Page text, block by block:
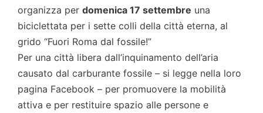
organizza per domenica 17 settembre una
biciclettata per i sette colli della città eterna, al
grido “Fuori Roma dal fossile!”
Per una città libera dall’inquinamento dell’aria
causato dal carburante fossile – si legge nella loro
pagina Facebook – per promuovere la mobilità
attiva e per restituire spazio alle persone e